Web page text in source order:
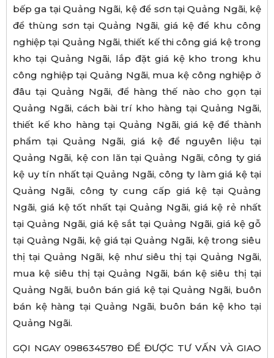
bếp ga tại Quảng Ngãi, kệ để sơn tại Quảng Ngãi, kệ
để thùng sơn tại Quảng Ngãi, giá kệ để khu công
nghiệp tại Quảng Ngãi, thiết kế thi công giá kệ trong
kho tại Quảng Ngãi, lắp đặt giá kệ kho trong khu
công nghiệp tại Quảng Ngãi, mua kệ công nghiệp ở
đâu tại Quảng Ngãi, để hàng thế nào cho gọn tại
Quảng Ngãi, cách bài trí kho hàng tại Quảng Ngãi,
thiết kế kho hàng tại Quảng Ngãi, giá kệ để thành
phẩm tại Quảng Ngãi, giá kệ để nguyên liệu tại
Quảng Ngãi, kệ con lăn tại Quảng Ngãi, công ty giá
kệ uy tín nhất tại Quảng Ngãi, công ty làm giá kệ tại
Quảng Ngãi, công ty cung cấp giá kệ tại Quảng
Ngãi, giá kệ tốt nhất tại Quảng Ngãi, giá kệ rẻ nhất
tại Quảng Ngãi, giá kệ sắt tại Quảng Ngãi, giá kệ gỗ
tại Quảng Ngãi, kệ giá tại Quảng Ngãi, kệ trong siêu
thị tại Quảng Ngãi, kệ như siêu thị tại Quảng Ngãi,
mua kệ siêu thị tại Quảng Ngãi, bán kệ siêu thị tại
Quảng Ngãi, buôn bán giá kệ tại Quảng Ngãi, buôn
bán kệ hàng tại Quảng Ngãi, buôn bán kệ kho tại
Quảng Ngãi.
GỌI NGAY 0986345780 ĐỂ ĐƯỢC TƯ VẤN VÀ GIAO